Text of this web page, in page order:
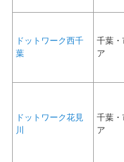
ドットワーク西千
葉
千葉・
ア
ドットワーク花見
川
千葉・
ア